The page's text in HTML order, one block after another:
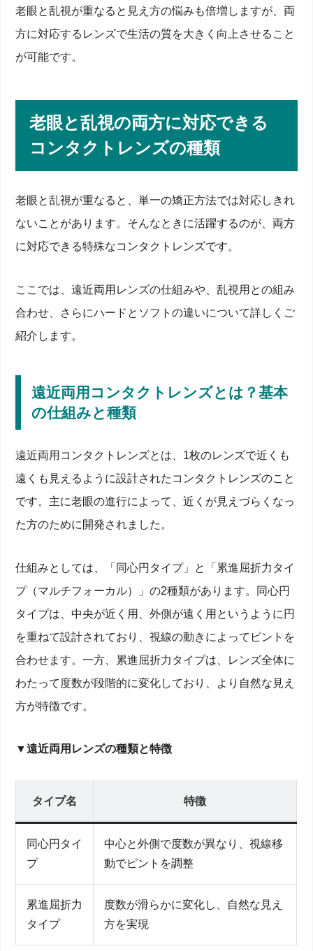
老眼と乱視が重なると見え方の悩みも倍増しますが、両
方に対応するレンズで生活の質を大きく向上させること
が可能です。
老眼と乱視の両方に対応できる
コンタクトレンズの種類
老眼と乱視が重なると、単一の矯正方法では対応しきれ
ないことがあります。そんなときに活躍するのが、両方
に対応できる特殊なコンタクトレンズです。
ここでは、遠近両用レンズの仕組みや、乱視用との組み
合わせ、さらにハードとソフトの違いについて詳しくご
紹介します。
遠近両用コンタクトレンズとは？基本
の仕組みと種類
遠近両用コンタクトレンズとは、1枚のレンズで近くも
遠くも見えるように設計されたコンタクトレンズのこと
です。主に老眼の進行によって、近くが見えづらくなっ
た方のために開発されました。
仕組みとしては、「同心円タイプ」と「累進屈折力タイ
プ（マルチフォーカル）」の2種類があります。同心円
タイプは、中央が近く用、外側が遠く用というように円
を重ねて設計されており、視線の動きによってピントを
合わせます。一方、累進屈折力タイプは、レンズ全体に
わたって度数が段階的に変化しており、より自然な見え
方が特徴です。
▼遠近両用レンズの種類と特徴
タイプ名 特徴
同心円タイ
プ
中心と外側で度数が異なり、視線移
動でピントを調整
累進屈折力
タイプ
度数が滑らかに変化し、自然な見え
方を実現